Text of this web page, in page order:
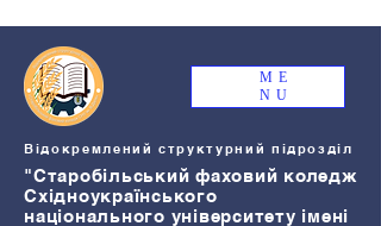
ME
NU
Відокремлений структурний підрозділ
"Старобільський фаховий коледж
Східноукраїнського
національного університету імені